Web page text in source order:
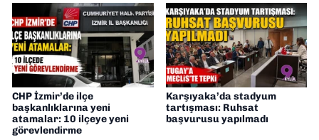
CHP İzmir’de ilçe
başkanlıklarına yeni
atamalar: 10 ilçeye yeni
görevlendirme
Karşıyaka’da stadyum
tartışması: Ruhsat
başvurusu yapılmadı